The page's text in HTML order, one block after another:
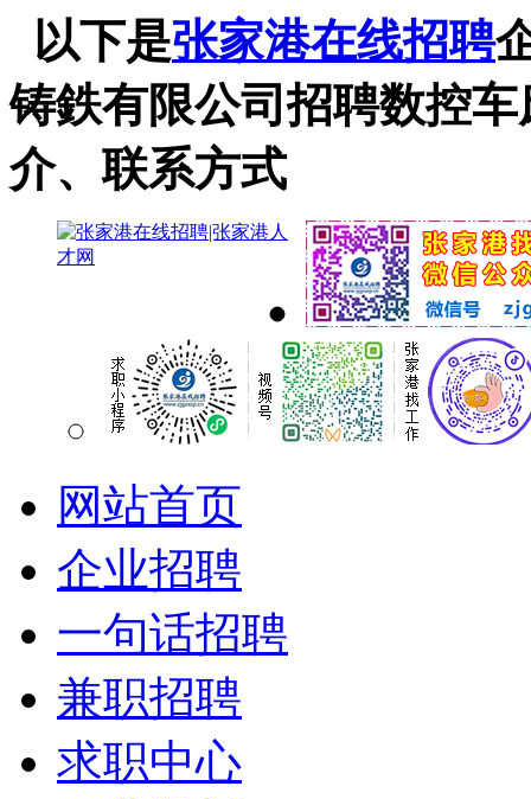
以下是张家港在线招聘
铸鉄有限公司招聘数控
介、联系方式
网站首页
企业招聘
一句话招聘
兼职招聘
求职中心